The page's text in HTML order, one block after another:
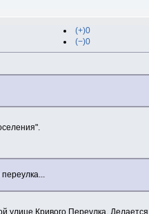
(+)0
(−)0
Кривого Переулка.